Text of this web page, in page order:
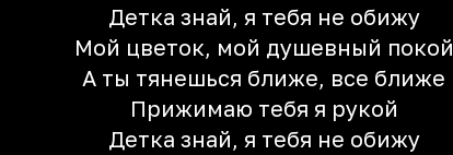
Детка знай, я тебя не обижу
Мой цветок, мой душевный покой
А ты тянешься ближе, все ближе
Прижимаю тебя я рукой
Детка знай, я тебя не обижу